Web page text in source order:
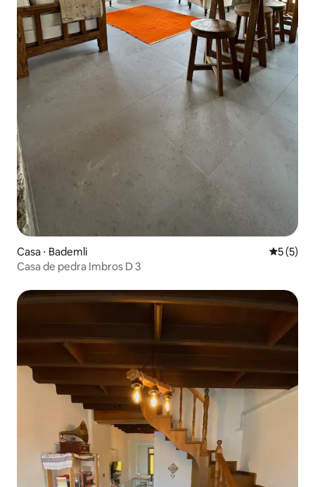
Casa ⋅ Bademli 5 de
5 (5)
Casa de pedra Imbros D 3